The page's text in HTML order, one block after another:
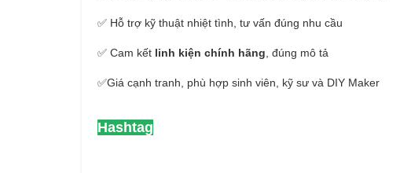
✅ Hỗ trợ kỹ thuật nhiệt tình, tư vấn đúng nhu cầu
✅ Cam kết linh kiện chính hãng , đúng mô tả
✅Giá cạnh tranh, phù hợp sinh viên, kỹ sư và DIY Maker
Hashtag